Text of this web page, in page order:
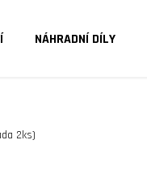
NÁHRADNÍ DÍLY
2ks)